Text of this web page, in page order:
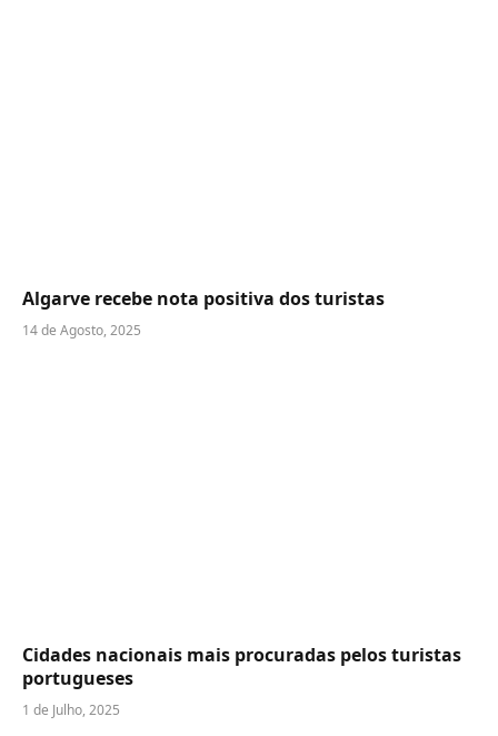
Algarve recebe nota positiva dos turistas
14 de Agosto, 2025
Cidades nacionais mais procuradas pelos turistas
portugueses
1 de Julho, 2025